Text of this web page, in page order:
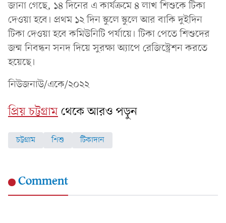
জানা গেছে, ১৪ দিনের এ কার্যক্রমে ৪ লাখ শিশুকে টিকা
দেওয়া হবে। প্রথম ১২ দিন স্কুলে স্কুলে আর বাকি দুইদিন
টিকা দেওয়া হবে কমিউনিটি পর্যায়ে। টিকা পেতে শিশুদের
জন্ম নিবন্ধন সনদ দিয়ে সুরক্ষা অ্যাপে রেজিস্ট্রেশন করতে
হয়েছে।
নিউজনাউ/একে/২০২২
প্রিয় চট্টগ্রামথেকে আরও পড়ুন
চট্টগ্রাম শিশু টিকাদান
Comment